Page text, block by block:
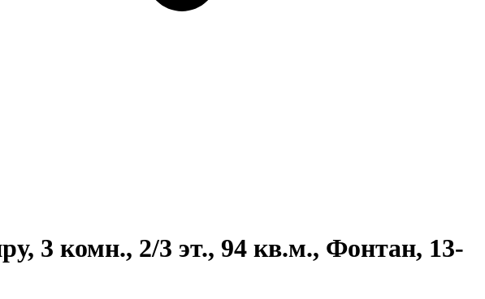
3 комн., 2/3 эт., 94 кв.м., Фонтан, 13-